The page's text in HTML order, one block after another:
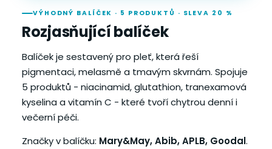
VÝHODNÝ BALÍČEK · 5 PRODUKTŮ · SLEVA 20 %
Rozjasňující balíček
Balíček je sestavený pro pleť, která řeší
pigmentaci, melasmě a tmavým skvrnám. Spojuje
5 produktů - niacinamid, glutathion, tranexamová
kyselina a vitamín C - které tvoří chytrou denní i
večerní péči.
Značky v balíčku: Mary&May, Abib, APLB, Goodal.